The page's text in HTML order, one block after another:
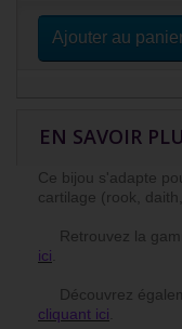
Ajouter au
EN SAVOIR
Ce bijou s'adapte
cartilage (rook,
Retrouvez la
ici
Découvrez
cliquant ici